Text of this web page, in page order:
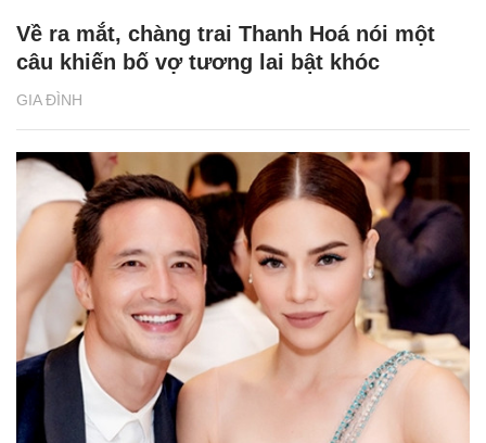
GIA ĐÌNH
Về ra mắt, chàng trai Thanh Hoá nói một
câu khiến bố vợ tương lai bật khóc